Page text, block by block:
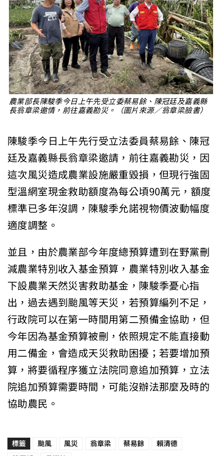
農業部長陳駿季今日上午先受立委蔡易餘、陳冠廷及嘉義縣
長翁章梁邀情，前往嘉義勘災。（圖片來源／翁章梁臉書）
陳駿季今日上午先行受立法委員蔡易餘、陳冠
廷及嘉義縣長翁章梁邀請，前往嘉義勘災，因
這次風災造成農業設施嚴重毀損，但現行強固
型溫網室現金救助額度為每公頃90萬元，額度
標準已多年沒調，陳駿季允諾視物價波動幅度
適度調整。
並且，由於農業部今年度總預算遭到在野黨刪
減農業特別收入基金預算，農業特別收入基金
下設農業天然災害救助基金，陳駿季憂心指
出，過去遇到颱風等天災，若預算編列不足，
行政院可以在第一時間用第二預備金協助，但
今年因為基金預算被刪，依照規定不能直接動
用二備金，會造成天災救助困擾；若要增加預
算，將要循程序獲立法院同意追加預算，立法
院追加預算需要時間，可能沒辦法那麼及時的
協助農民。
標籤 颱風 風災 翁章梁 蔡易餘 賴清德